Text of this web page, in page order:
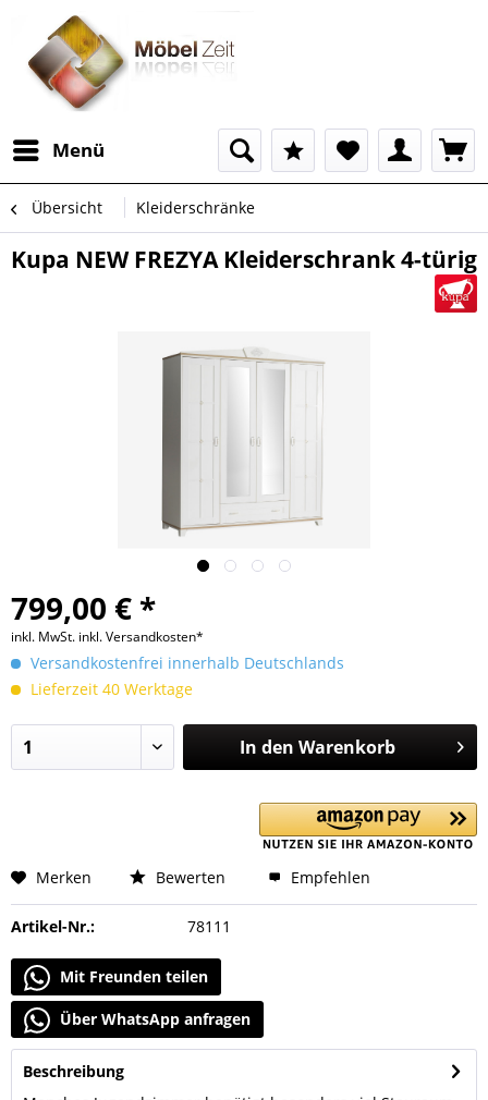
Menü
Übersicht Kleiderschränke
Kupa NEW FREZYA Kleiderschrank 4-türig
799,00 € *
inkl. MwSt. inkl. Versandkosten*
Versandkostenfrei innerhalb Deutschlands
Lieferzeit 40 Werktage
In den Warenkorb
Merken Bewerten Empfehlen
Artikel-Nr.: 78111
Mit Freunden teilen
Über WhatsApp anfragen
Beschreibung